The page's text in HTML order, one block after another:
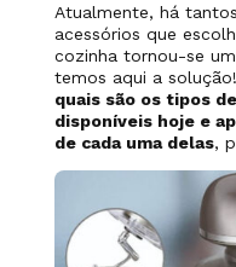
Atualmente, há tantos
acessórios que
cozinhatornou-se um
temos aqui a
quais são os tipos
disponíveis hoje e
de cada uma delas,